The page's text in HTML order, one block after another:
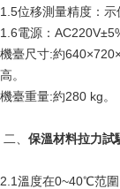
1.5位移測量精度：示
1.6電源：
機臺尺寸:約
高
機臺重量:約280 kg。
二、 保溫材料拉力試
2.1溫度在0~40℃范圍